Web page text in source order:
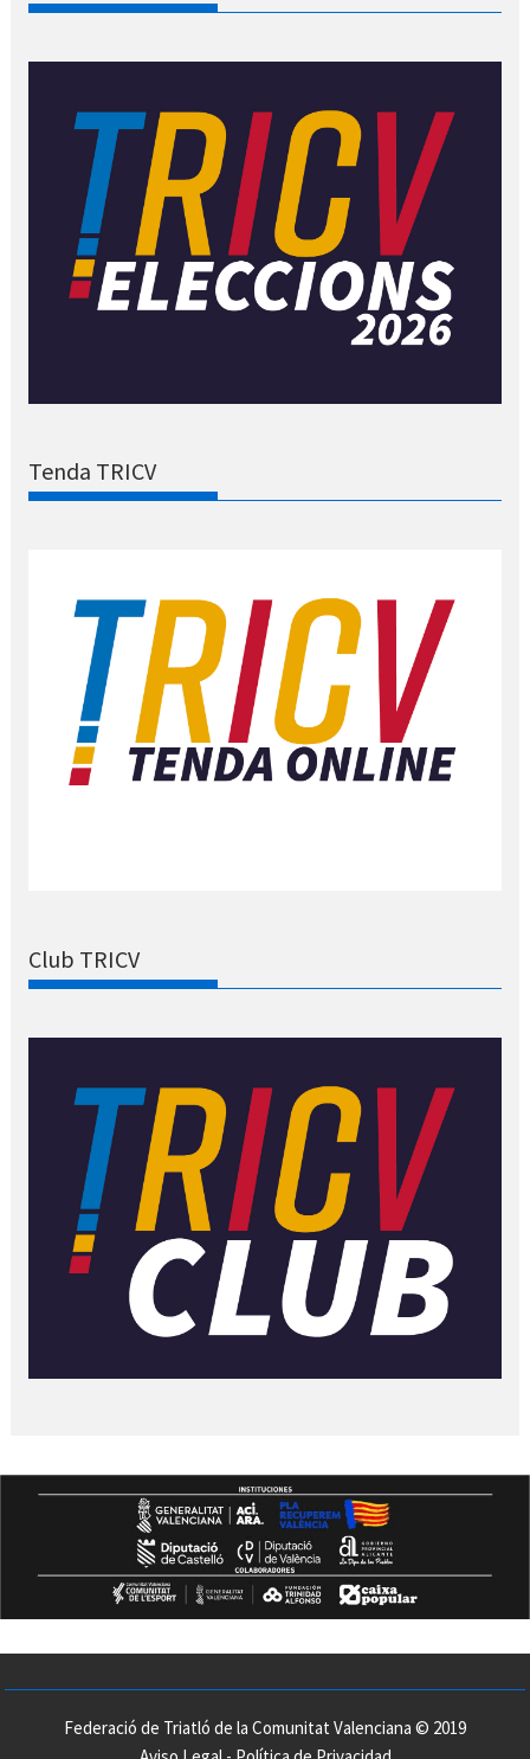
Tenda TRICV
Club TRICV
Federació de Triatló de la Comunitat Valenciana © 2019